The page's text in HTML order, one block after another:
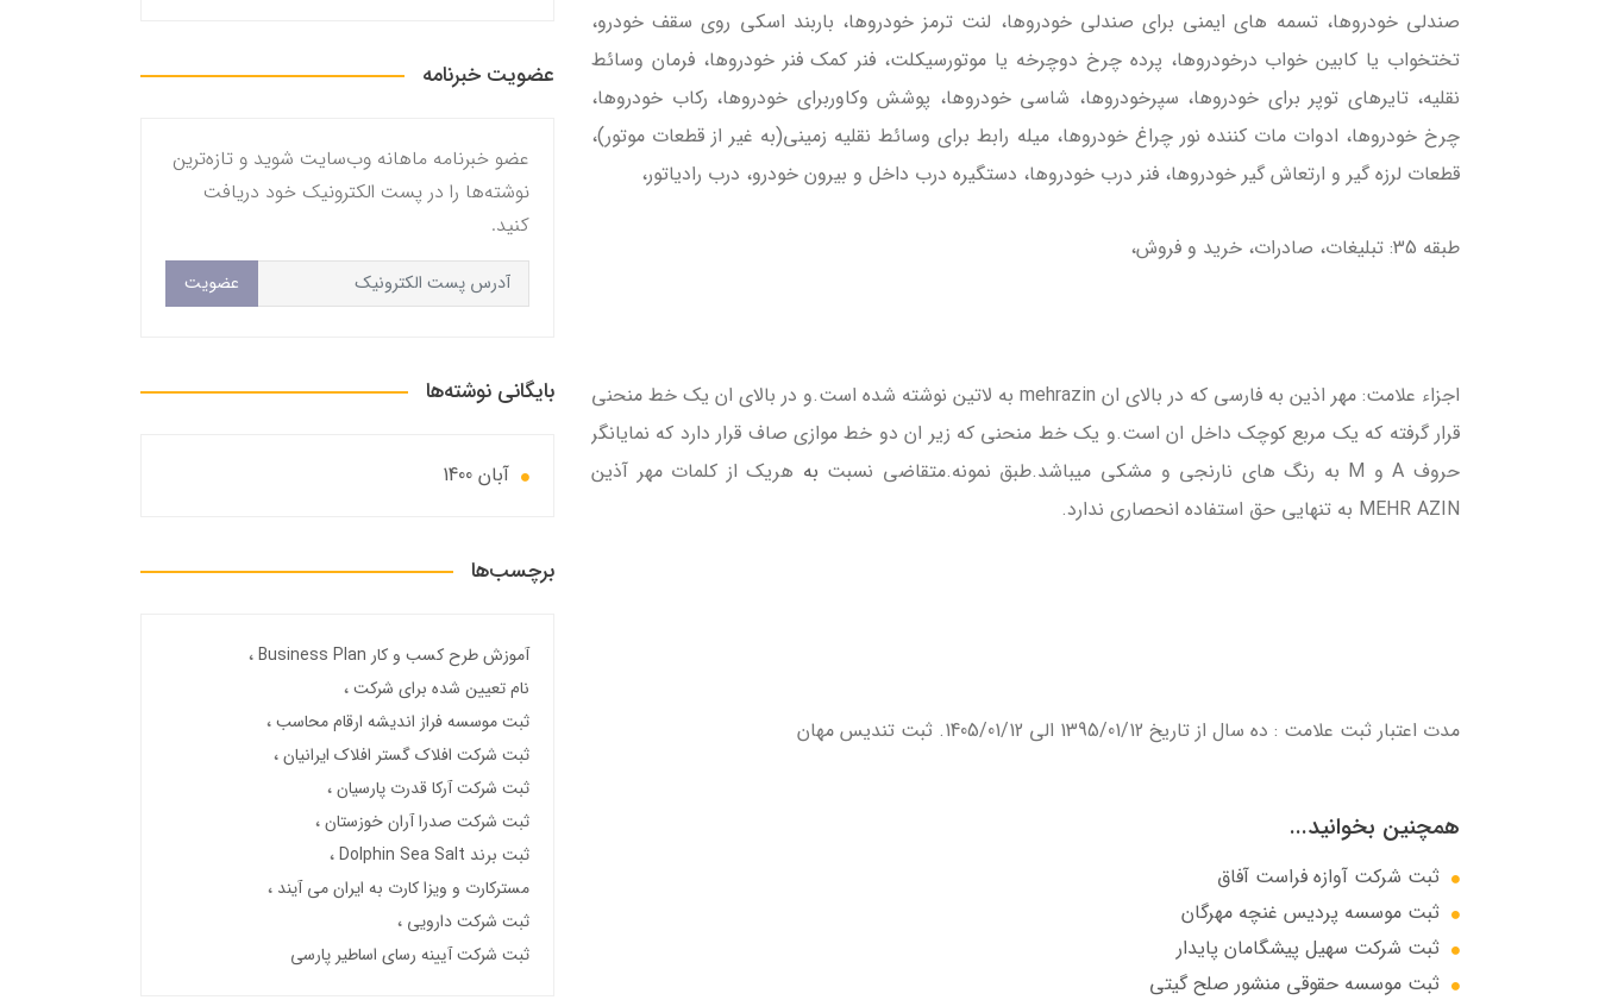
صندلي خودروها، تسمه هاي ايمني براي صندلي خودروها، لنت ترمز خودروها، باربند اسكي روي سقف خودرو،
تختخواب يا كابين خواب درخودروها، پرده چرخ دوچرخه يا موتورسيكلت، فنر كمك فنر خودروها، فرمان وسائط
نقليه، تايرهاي توپر براي خودروها، سپرخودروها، شاسي خودروها، پوشش وكاوربراي خودروها، ركاب خودروها،
چرخ خودروها، ادوات مات كننده نور چراغ خودروها، ميله رابط براي وسائط نقليه زميني(به غير از قطعات موتور)،
قطعات لرزه گير و ارتعاش گير خودروها، فنر درب خودروها، دستگيره درب داخل و بيرون خودرو، درب رادياتور،
طبقه 35: تبليغات، صادرات، خريد و فروش،
اجزاء علامت: مهر اذين به فارسي كه در بالاي ان mehrazin به لاتين نوشته شده است.و در بالاي ان يك خط منحني
قرار گرفته كه يك مربع كوچك داخل ان است.و يك خط منحني كه زير ان دو خط موازي صاف قرار دارد كه نمايانگر
حروف A و M به رنگ هاي نارنجي و مشكي ميباشد.طبق نمونه.متقاضي نسبت
به هريك از كلمات مهر آذين
MEHR AZIN به تنهايي حق استفاده انحصاري ندارد.
مدت اعتبار ثبت علامت : ده سال از تاريخ 1395/01/12 الي 1405/01/12. ثبت تندیس مهان
همچنین بخوانید...
ثبت شرکت آوازه فراست آفاق
ثبت موسسه پردیس غنچه مهرگان
ثبت شرکت سهيل پيشگامان پايدار
ثبت موسسه حقوقی منشور صلح گیتی
عضویت خبرنامه
عضو خبرنامه ماهانه وب‌سایت شوید و تازه‌ترین
نوشته‌ها را در پست الکترونیک خود دریافت
کنید.
عضویت
بایگانی نوشته‌ها
آبان 1400
برچسب‌ها
آموزش طرح کسب و کار Business Plan
نام تعیین شده برای شرکت
ثبت موسسه فراز اندیشه ارقام محاسب
ثبت شرکت افلاک گستر افلاک ایرانیان
ثبت شرکت آرکا قدرت پارسیان
ثبت شرکت صدرا آران خوزستان
ثبت برند Dolphin Sea Salt
مسترکارت و ویزا کارت به ایران می آیند
ثبت شرکت دارویی
ثبت شرکت آیینه رسای اساطیر پارسی